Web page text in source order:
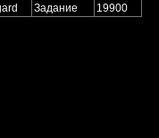
Задание 19900